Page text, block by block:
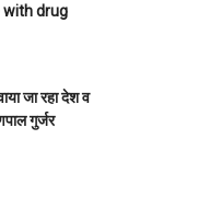
with drug
जा रहा देश व
गुर्जर